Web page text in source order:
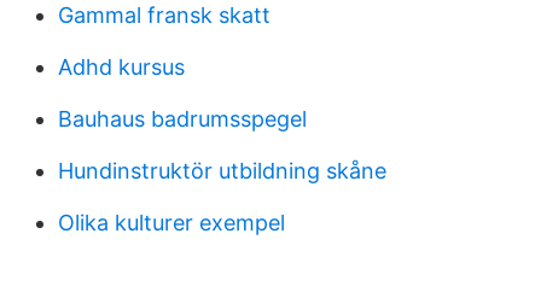
Gammal fransk skatt
Adhd kursus
Bauhaus badrumsspegel
Hundinstruktör utbildning skåne
Olika kulturer exempel